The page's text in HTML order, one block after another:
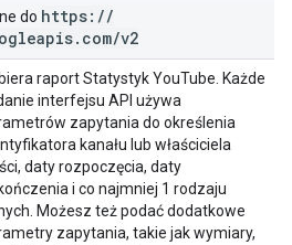
do https: //
. com/v2
raport Statystyk YouTube. Każde
interfejsu API używa
zapytania do określenia
kanału lub właściciela
daty rozpoczęcia, daty
i co najmniej 1 rodzaju
Możesz też podać dodatkowe
zapytania, takie jak wymiary,